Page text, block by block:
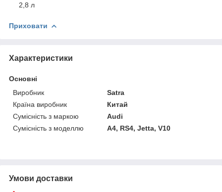
2,8 л
Приховати
Характеристики
Основні
Виробник
Satra
Країна виробник
Китай
Сумісність з маркою
Audi
Сумісність з моделлю
A4, RS4, Jetta, V10
Умови доставки